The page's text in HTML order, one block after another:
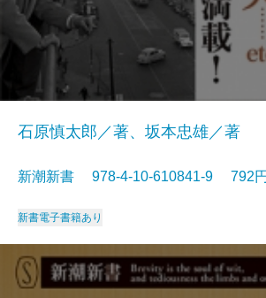
石原慎太郎／著、坂本忠雄／著
新潮新書 978-4-10-610841-9 792
新書電子書籍あり